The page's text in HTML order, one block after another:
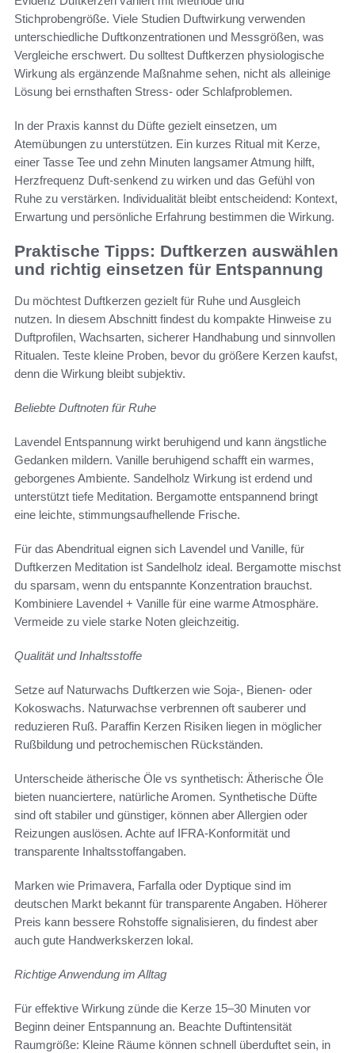
Stichprobengröße. Viele Studien Duftwirkung verwenden
unterschiedliche Duftkonzentrationen und Messgrößen, was
Vergleiche erschwert. Du solltest Duftkerzen physiologische
Wirkung als ergänzende Maßnahme sehen, nicht als alleinige
Lösung bei ernsthaften Stress- oder Schlafproblemen.
In der Praxis kannst du Düfte gezielt einsetzen, um
Atemübungen zu unterstützen. Ein kurzes Ritual mit Kerze,
einer Tasse Tee und zehn Minuten langsamer Atmung hilft,
Herzfrequenz Duft-senkend zu wirken und das Gefühl von
Ruhe zu verstärken. Individualität bleibt entscheidend: Kontext,
Erwartung und persönliche Erfahrung bestimmen die Wirkung.
Praktische Tipps: Duftkerzen auswählen
und richtig einsetzen für Entspannung
Du möchtest Duftkerzen gezielt für Ruhe und Ausgleich
nutzen. In diesem Abschnitt findest du kompakte Hinweise zu
Duftprofilen, Wachsarten, sicherer Handhabung und sinnvollen
Ritualen. Teste kleine Proben, bevor du größere Kerzen kaufst,
denn die Wirkung bleibt subjektiv.
Beliebte Duftnoten für Ruhe
Lavendel Entspannung wirkt beruhigend und kann ängstliche
Gedanken mildern. Vanille beruhigend schafft ein warmes,
geborgenes Ambiente. Sandelholz Wirkung ist erdend und
unterstützt tiefe Meditation. Bergamotte entspannend bringt
eine leichte, stimmungsaufhellende Frische.
Für das Abendritual eignen sich Lavendel und Vanille, für
Duftkerzen Meditation ist Sandelholz ideal. Bergamotte mischst
du sparsam, wenn du entspannte Konzentration brauchst.
Kombiniere Lavendel + Vanille für eine warme Atmosphäre.
Vermeide zu viele starke Noten gleichzeitig.
Qualität und Inhaltsstoffe
Setze auf Naturwachs Duftkerzen wie Soja-, Bienen- oder
Kokoswachs. Naturwachse verbrennen oft sauberer und
reduzieren Ruß. Paraffin Kerzen Risiken liegen in möglicher
Rußbildung und petrochemischen Rückständen.
Unterscheide ätherische Öle vs synthetisch: Ätherische Öle
bieten nuanciertere, natürliche Aromen. Synthetische Düfte
sind oft stabiler und günstiger, können aber Allergien oder
Reizungen auslösen. Achte auf IFRA-Konformität und
transparente Inhaltsstoffangaben.
Marken wie Primavera, Farfalla oder Dyptique sind im
deutschen Markt bekannt für transparente Angaben. Höherer
Preis kann bessere Rohstoffe signalisieren, du findest aber
auch gute Handwerkskerzen lokal.
Richtige Anwendung im Alltag
Für effektive Wirkung zünde die Kerze 15–30 Minuten vor
Beginn deiner Entspannung an. Beachte Duftintensität
Raumgröße: Kleine Räume können schnell überduftet sein, in